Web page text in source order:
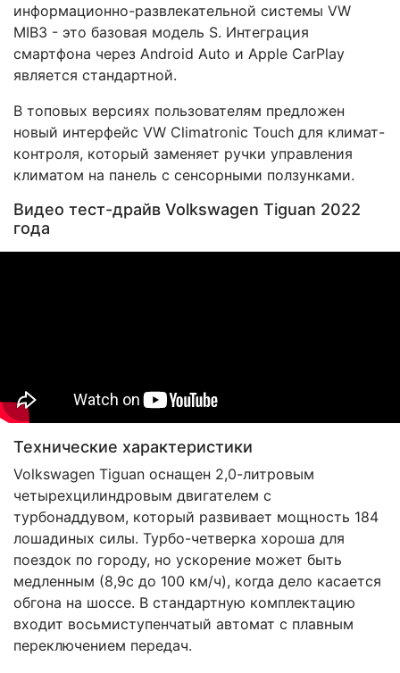
информационно-развлекательной системы VW
MIB3 - это базовая модель S. Интеграция
смартфона через Android Auto и Apple CarPlay
является стандартной.
В топовых версиях пользователям предложен
новый интерфейс VW Climatronic Touch для климат-
контроля, который заменяет ручки управления
климатом на панель с сенсорными ползунками.
Видео тест-драйв Volkswagen Tiguan 2022
года
Технические характеристики
Volkswagen Tiguan оснащен 2,0-литровым
четырехцилиндровым двигателем с
турбонаддувом, который развивает мощность 184
лошадиных силы. Турбо-четверка хороша для
поездок по городу, но ускорение может быть
медленным (8,9с до 100 км/ч), когда дело касается
обгона на шоссе. В стандартную комплектацию
входит восьмиступенчатый автомат с плавным
переключением передач.